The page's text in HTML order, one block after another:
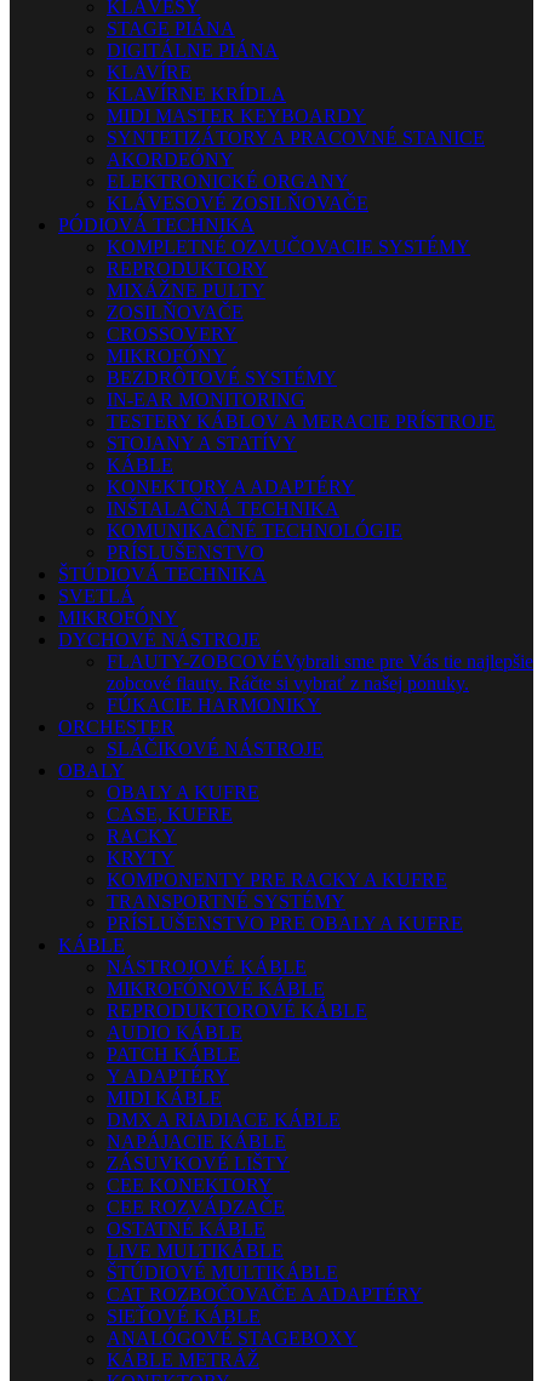
KLÁVESY
STAGE PIÁNA
DIGITÁLNE PIÁNA
KLAVÍRE
KLAVÍRNE KRÍDLA
MIDI MASTER KEYBOARDY
SYNTETIZÁTORY A PRACOVNÉ STANICE
AKORDEÓNY
ELEKTRONICKÉ ORGANY
KLÁVESOVÉ ZOSILŇOVAČE
PÓDIOVÁ TECHNIKA
KOMPLETNÉ OZVUČOVACIE SYSTÉMY
REPRODUKTORY
MIXÁŽNE PULTY
ZOSILŇOVAČE
CROSSOVERY
MIKROFÓNY
BEZDRÔTOVÉ SYSTÉMY
IN-EAR MONITORING
TESTERY KÁBLOV A MERACIE PRÍSTROJE
STOJANY A STATÍVY
KÁBLE
KONEKTORY A ADAPTÉRY
INŠTALAČNÁ TECHNIKA
KOMUNIKAČNÉ TECHNOLÓGIE
PRÍSLUŠENSTVO
ŠTÚDIOVÁ TECHNIKA
SVETLÁ
MIKROFÓNY
DYCHOVÉ NÁSTROJE
FLAUTY-ZOBCOVÉVybrali sme pre Vás tie najlepšie
zobcové flauty. Ráčte si vybrať z našej ponuky.
FÚKACIE HARMONIKY
ORCHESTER
SLÁČIKOVÉ NÁSTROJE
OBALY
OBALY A KUFRE
CASE, KUFRE
RACKY
KRYTY
KOMPONENTY PRE RACKY A KUFRE
TRANSPORTNÉ SYSTÉMY
PRÍSLUŠENSTVO PRE OBALY A KUFRE
KÁBLE
NÁSTROJOVÉ KÁBLE
MIKROFÓNOVÉ KÁBLE
REPRODUKTOROVÉ KÁBLE
AUDIO KÁBLE
PATCH KÁBLE
Y ADAPTÉRY
MIDI KÁBLE
DMX A RIADIACE KÁBLE
NAPÁJACIE KÁBLE
ZÁSUVKOVÉ LIŠTY
CEE KONEKTORY
CEE ROZVÁDZAČE
OSTATNÉ KÁBLE
LIVE MULTIKÁBLE
ŠTÚDIOVÉ MULTIKÁBLE
CAT ROZBOČOVAČE A ADAPTÉRY
SIEŤOVÉ KÁBLE
ANALÓGOVÉ STAGEBOXY
KÁBLE METRÁŽ